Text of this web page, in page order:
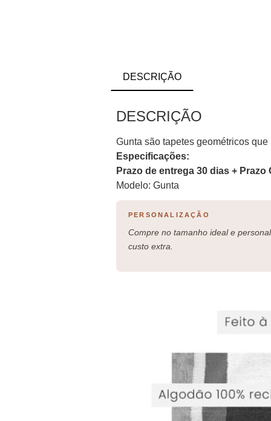
DESCRIÇÃO
DESCRIÇÃO
Gunta são tapetes geométricos
Especificações:
Prazo de entrega 30 dias + Prazo
Modelo: Gunta
PERSONALIZAÇÃO
Compre no tamanho ideal e
custo extra.